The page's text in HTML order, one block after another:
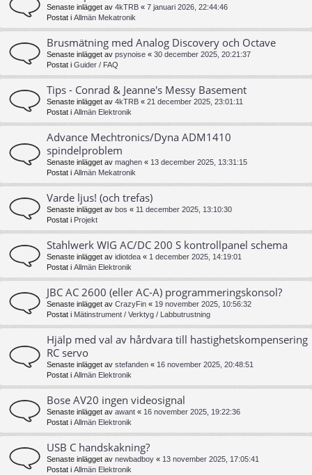
Senaste inlägget av 4kTRB « 7 januari 2026, 22:44:46
Postat i Allmän Mekatronik
Brusmätning med Analog Discovery och Octave
Senaste inlägget av psynoise « 30 december 2025, 20:21:37
Postat i Guider / FAQ
Tips - Conrad & Jeanne's Messy Basement
Senaste inlägget av 4kTRB « 21 december 2025, 23:01:11
Postat i Allmän Elektronik
Advance Mechtronics/Dyna ADM1410
spindelproblem
Senaste inlägget av maghen « 13 december 2025, 13:31:15
Postat i Allmän Mekatronik
Varde ljus! (och trefas)
Senaste inlägget av bos « 11 december 2025, 13:10:30
Postat i Projekt
Stahlwerk WIG AC/DC 200 S kontrollpanel schema
Senaste inlägget av idiotdea « 1 december 2025, 14:19:01
Postat i Allmän Elektronik
JBC AC 2600 (eller AC-A) programmeringskonsol?
Senaste inlägget av CrazyFin « 19 november 2025, 10:56:32
Postat i Mätinstrument / Verktyg / Labbutrustning
Hjälp med val av hårdvara till hastighetskompensering
RC servo
Senaste inlägget av stefanden « 16 november 2025, 20:48:51
Postat i Allmän Elektronik
Bose AV20 ingen videosignal
Senaste inlägget av awant « 16 november 2025, 19:22:36
Postat i Allmän Elektronik
USB C handskakning?
Senaste inlägget av newbadboy « 13 november 2025, 17:05:41
Postat i Allmän Elektronik